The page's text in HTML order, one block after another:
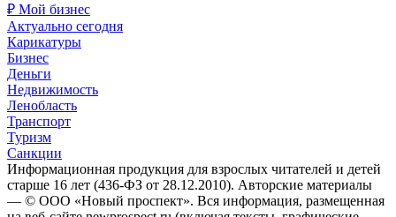
₽ Мой бизнес
Актуально сегодня
Карикатуры
Бизнес
Деньги
Недвижимость
Ленобласть
Транспорт
Туризм
Санкции
Информационная продукция для взрослых читателей и детей
старше 16 лет (436-ФЗ от 28.12.2010). Авторские материалы
— © ООО «Новый проспект». Вся информация, размещенная